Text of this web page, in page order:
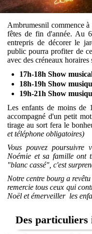
Ambrumesnil commence
fêtes de fin d'année. Au
entrepris de décorer le
public pourra profiter de
avec des créneaux
17h-18h Show
18h-19h Show
19h-21h Show
Les enfants de moins de
accompagné d'un petit
tirage au sort fera le
et téléphone obligatoires)
Vous pouvez poursuivre
Noémie et sa famille ont
"blanc cassé", c'est
Notre centre bourg a
remercie tous ceux qui
Noël et émerveiller les
Des particuliers